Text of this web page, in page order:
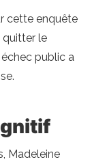
cette enquête
quitter le
public a
Madeleine